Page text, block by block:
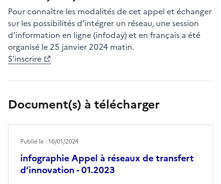
Pour connaître les modalités de cet appel et échanger
sur les possibilités d’intégrer un réseau, une session
d’information en ligne (infoday) et en français a été
organisé le 25 janvier 2024 matin.
S'inscrire
Document(s) à télécharger
infographie Appel à réseaux de transfert
d’innovation - 01.2023
Publié le : 16/01/2024